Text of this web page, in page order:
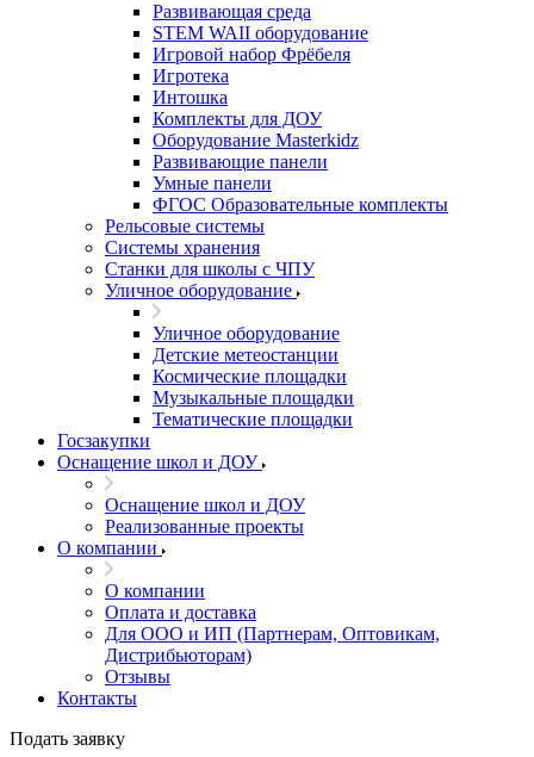
Развивающая среда
STEM WAII оборудование
Игровой набор Фрёбеля
Игротека
Интошка
Комплекты для ДОУ
Оборудование Masterkidz
Развивающие панели
Умные панели
ФГОС Образовательные комплекты
Рельсовые системы
Системы хранения
Станки для школы с ЧПУ
Уличное оборудование
Уличное оборудование
Детские метеостанции
Космические площадки
Музыкальные площадки
Тематические площадки
Госзакупки
Оснащение школ и ДОУ
Оснащение школ и ДОУ
Реализованные проекты
О компании
О компании
Оплата и доставка
Для ООО и ИП (Партнерам, Оптовикам,
Дистрибьюторам)
Отзывы
Контакты
Подать заявку